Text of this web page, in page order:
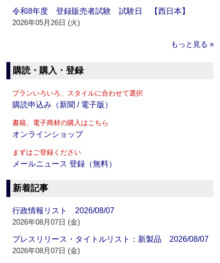
令和8年度 登録販売者試験 試験日 【西日本】
2026年05月26日 (火)
もっと見る »
購読・購入・登録
プランいろいろ、スタイルに合わせて選択
購読申込み（新聞 / 電子版）
書籍、電子商材の購入はこちら
オンラインショップ
まずはご登録ください
メールニュース 登録（無料）
新着記事
行政情報リスト 2026/08/07
2026年08月07日 (金)
プレスリリース・タイトルリスト：新製品 2026/08/07
2026年08月07日 (金)